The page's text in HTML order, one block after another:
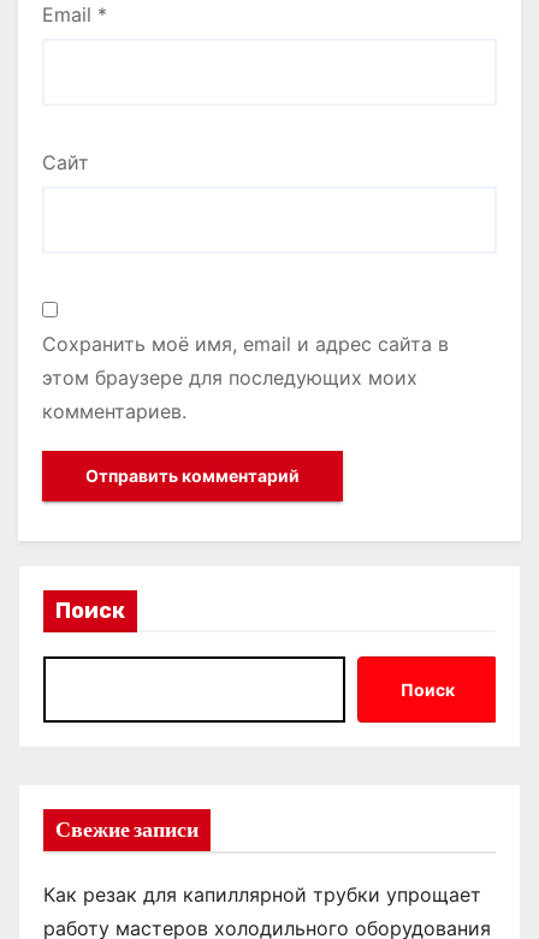
Email *
Сайт
Сохранить моё имя, email и адрес сайта в
этом браузере для последующих моих
комментариев.
Поиск
Поиск
Свежие записи
Как резак для капиллярной трубки упрощает
работу мастеров холодильного оборудования